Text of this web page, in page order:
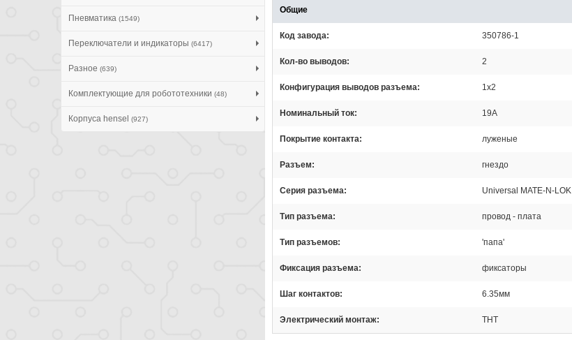
Пневматика (1549)
Переключатели и индикаторы (6417)
Разное (639)
Комплектующие для робототехники (48)
Корпуса hensel (927)
Общие
Код завода 350786-1
Кол-во выводов 2
Конфигурация выводов разъема 1x2
Номинальный ток 19А
Покрытие контакта луженые
Разъем гнездо
Серия разъема Universal MATE-N-LOK
Тип разъема провод - плата
Тип разъемов 'папа'
Фиксация разъема фиксаторы
Шаг контактов 6.35мм
Электрический монтаж THT